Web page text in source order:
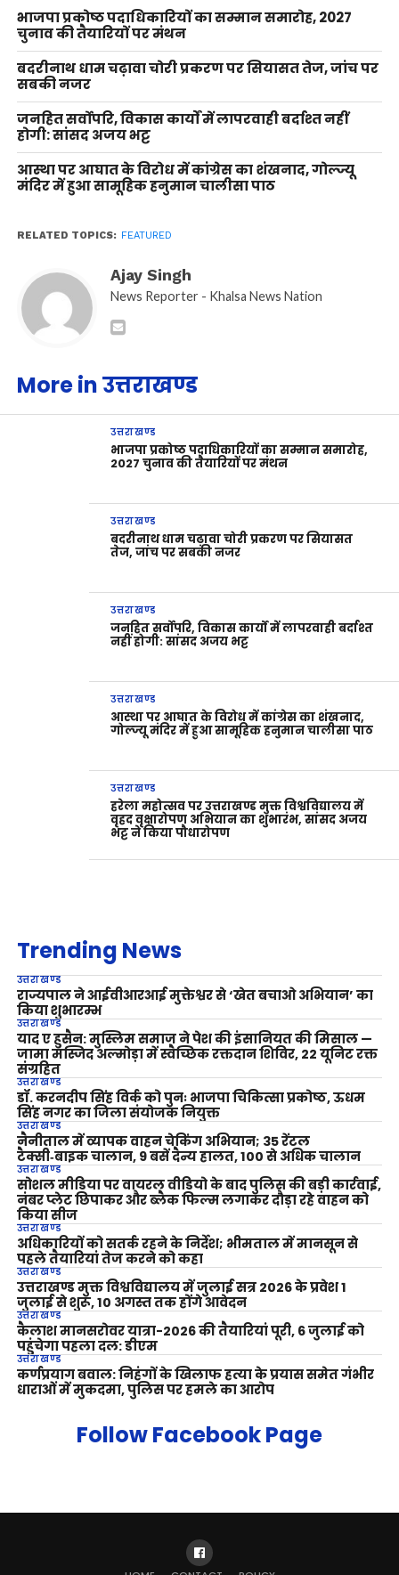
भाजपा प्रकोष्ठ पदाधिकारियों का सम्मान समारोह, 2027
चुनाव की तैयारियों पर मंथन
बदरीनाथ धाम चढ़ावा चोरी प्रकरण पर सियासत तेज, जांच पर
सबकी नजर
जनहित सर्वोपरि, विकास कार्यों में लापरवाही बर्दाश्त नहीं
होगी: सांसद अजय भट्ट
आस्था पर आघात के विरोध में कांग्रेस का शंखनाद, गोल्ज्यू
मंदिर में हुआ सामूहिक हनुमान चालीसा पाठ
RELATED TOPICS: FEATURED
Ajay Singh
News Reporter - Khalsa News Nation
More in उत्तराखण्ड
उत्तराखण्ड
भाजपा प्रकोष्ठ पदाधिकारियों का सम्मान समारोह,
2027 चुनाव की तैयारियों पर मंथन
उत्तराखण्ड
बदरीनाथ धाम चढ़ावा चोरी प्रकरण पर सियासत
तेज, जांच पर सबकी नजर
उत्तराखण्ड
जनहित सर्वोपरि, विकास कार्यों में लापरवाही बर्दाश्त
नहीं होगी: सांसद अजय भट्ट
उत्तराखण्ड
आस्था पर आघात के विरोध में कांग्रेस का शंखनाद,
गोल्ज्यू मंदिर में हुआ सामूहिक हनुमान चालीसा पाठ
उत्तराखण्ड
हरेला महोत्सव पर उत्तराखण्ड मुक्त विश्वविद्यालय में
वृहद वृक्षारोपण अभियान का शुभारंभ, सांसद अजय
भट्ट ने किया पौधारोपण
Trending News
उत्तराखण्ड
राज्यपाल ने आईवीआरआई मुक्तेश्वर से ‘खेत बचाओ अभियान’ का
किया शुभारम्भ
उत्तराखण्ड
याद ए हुसैन: मुस्लिम समाज ने पेश की इंसानियत की मिसाल —
जामा मस्जिद अल्मोड़ा में स्वैच्छिक रक्तदान शिविर, 22 यूनिट रक्त
संग्रहित
उत्तराखण्ड
डॉ. करनदीप सिंह विर्क को पुनः भाजपा चिकित्सा प्रकोष्ठ, ऊधम
सिंह नगर का जिला संयोजक नियुक्त
उत्तराखण्ड
नैनीताल में व्यापक वाहन चेकिंग अभियान; 35 रेंटल
टैक्सी‑बाइक चालान, 9 बसें दैन्य हालत, 100 से अधिक चालान
उत्तराखण्ड
सोशल मीडिया पर वायरल वीडियो के बाद पुलिस की बड़ी कार्रवाई,
नंबर प्लेट छिपाकर और ब्लैक फिल्म लगाकर दौड़ा रहे वाहन को
किया सीज
उत्तराखण्ड
अधिकारियों को सतर्क रहने के निर्देश; भीमताल में मानसून से
पहले तैयारियां तेज करने को कहा
उत्तराखण्ड
उत्तराखण्ड मुक्त विश्वविद्यालय में जुलाई सत्र 2026 के प्रवेश 1
जुलाई से शुरू, 10 अगस्त तक होंगे आवेदन
उत्तराखण्ड
कैलाश मानसरोवर यात्रा-2026 की तैयारियां पूरी, 6 जुलाई को
पहुंचेगा पहला दल: डीएम
उत्तराखण्ड
कर्णप्रयाग बवाल: निहंगों के खिलाफ हत्या के प्रयास समेत गंभीर
धाराओं में मुकदमा, पुलिस पर हमले का आरोप
Follow Facebook Page